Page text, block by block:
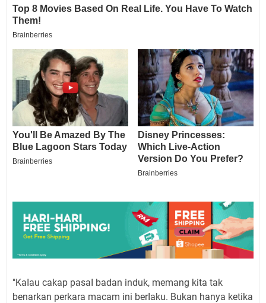
"KaIau cakap pasaI badan induk, memang kita tak
benarkan perkara macam ini berIaku. Bukan hanya ketika